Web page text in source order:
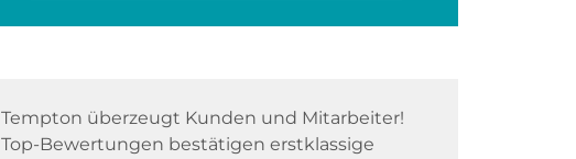
Tempton überzeugt Kunden und Mitarbeiter!
Top-Bewertungen bestätigen erstklassige